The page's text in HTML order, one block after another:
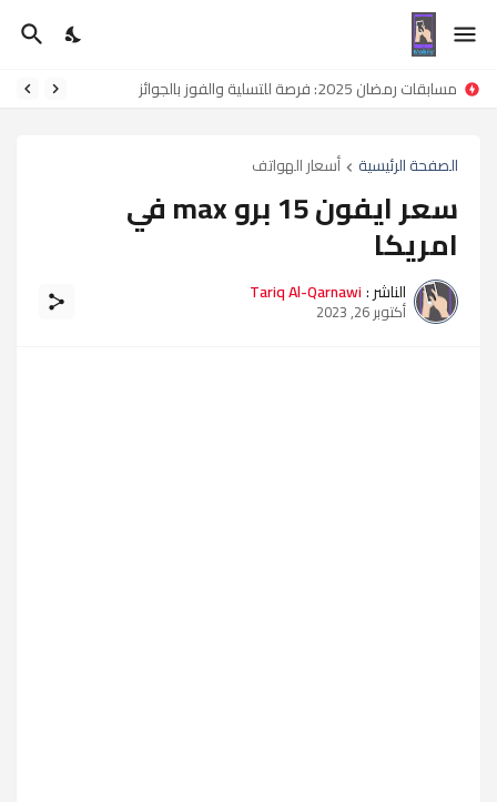
مسابقات رمضان 2025: فرصة للتسلية والفوز بالجوائز
الصفحة الرئيسية أسعار الهواتف
سعر ايفون 15 برو max في
امريكا
الناشر :Tariq Al-Qarnawi
أكتوبر 26, 2023